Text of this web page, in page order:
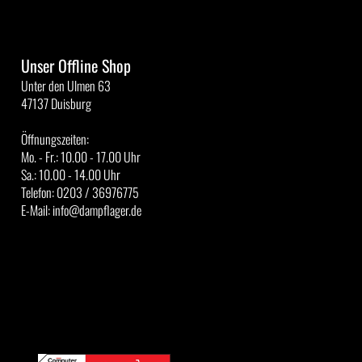
Unser Offline Shop
Unter den Ulmen 63
47137 Duisburg
Öffnungszeiten:
Mo. - Fr.: 10.00 - 17.00 Uhr
Sa.: 10.00 - 14.00 Uhr
Telefon: 0203 / 36976775
E-Mail: info@dampflager.de